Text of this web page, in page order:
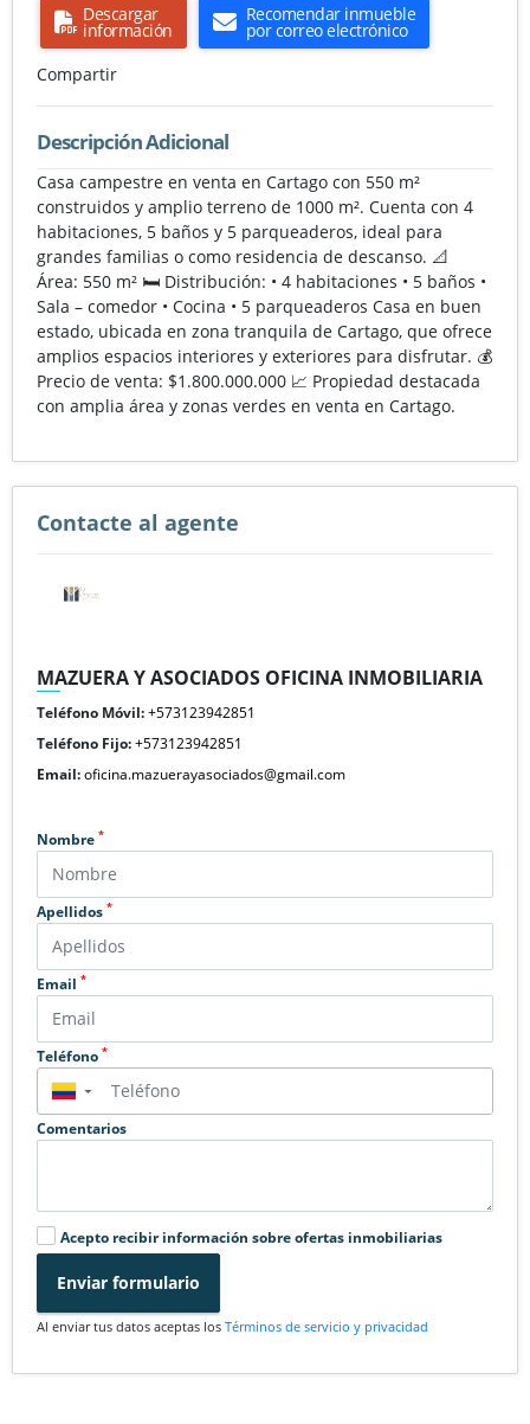
Descargar
información
Recomendar inmueble
por correo electrónico
Compartir
Descripción Adicional
Casa campestre en venta en Cartago con 550 m²
construidos y amplio terreno de 1000 m². Cuenta con 4
habitaciones, 5 baños y 5 parqueaderos, ideal para
grandes familias o como residencia de descanso. 📐
Área: 550 m² 🛏️ Distribución: • 4 habitaciones • 5 baños •
Sala – comedor • Cocina • 5 parqueaderos Casa en buen
estado, ubicada en zona tranquila de Cartago, que ofrece
amplios espacios interiores y exteriores para disfrutar. 💰
Precio de venta: $1.800.000.000 📈 Propiedad destacada
con amplia área y zonas verdes en venta en Cartago.
Contacte al agente
MAZUERA Y ASOCIADOS OFICINA INMOBILIARIA
Teléfono Móvil:+573123942851
Teléfono Fijo:+573123942851
Email:oficina.mazuerayasociados@gmail.com
Nombre *
Apellidos *
Email *
Teléfono *
▼
Comentarios
Acepto recibir información sobre ofertas inmobiliarias
Enviar formulario
Al enviar tus datos aceptas los Términos de servicio y privacidad